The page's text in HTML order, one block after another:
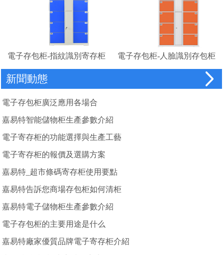
電子存包柜-指紋識別寄存柜
廠家
電子存包柜-人臉識別存包柜
新聞動態
電子存包柜廣泛應用各場合
嘉易特智能儲物柜生產參數介紹
電子寄存柜的功能選擇與生產工藝
電子寄存柜的報價及選購方案
嘉易特_超市條碼寄存柜使用要點
嘉易特告訴您商場存包柜如何清柜
嘉易特電子儲物柜生產參數介紹
電子存包柜的主要用途是什么
嘉易特廠家優質品牌電子寄存柜介紹